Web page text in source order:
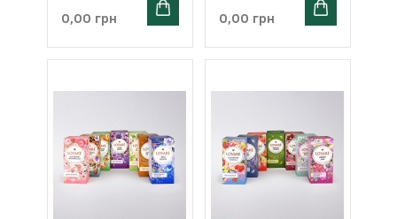
0,00 грн 0,00 грн